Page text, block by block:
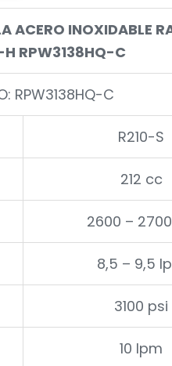
ACERO INOXIDABLE
RPW3138HQ-C
RPW3138HQ-C
R210-S
212 cc
2600 –
8,5 – 9,5
3100 psi
10 lpm